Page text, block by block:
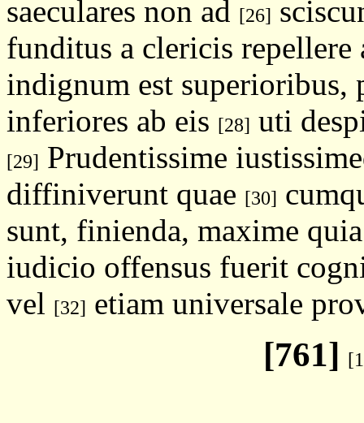
saeculares non ad [26]
funditus a clericis repellere
indignum est superioribus,
inferiores ab eis [28] uti
[29] Prudentissime
diffiniverunt quae [30]
sunt, finienda, maxime
iudicio offensus fuerit
vel [32] etiam universale
[761]